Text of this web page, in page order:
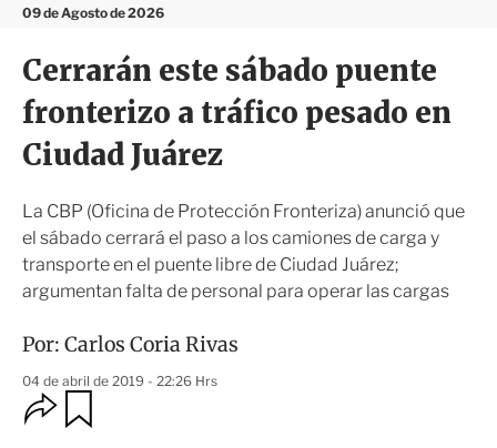
n
09 de Agosto de 2026
ó
r
Cerrarán este sábado puente
fronterizo a tráfico pesado en
Ciudad Juárez
La CBP (Oficina de Protección Fronteriza) anunció que
el sábado cerrará el paso a los camiones de carga y
transporte en el puente libre de Ciudad Juárez;
argumentan falta de personal para operar las cargas
Por: Carlos Coria Rivas
04 de abril de 2019 - 22:26 Hrs
O
p